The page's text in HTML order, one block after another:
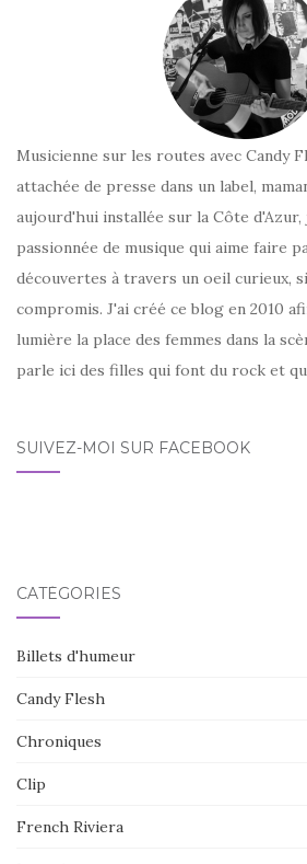
Musicienne sur les routes avec Candy
attachée de presse dans un label,
aujourd'hui installée sur la Côte
passionnée de musique qui aime faire
découvertes à travers un oeil curieux,
compromis. J'ai créé ce blog en 2010
lumière la place des femmes dans la
parle ici des filles qui font du rock et
SUIVEZ-MOI SUR FACEBOOK
CATÉGORIES
Billets d'humeur
Candy Flesh
Chroniques
Clip
French Riviera